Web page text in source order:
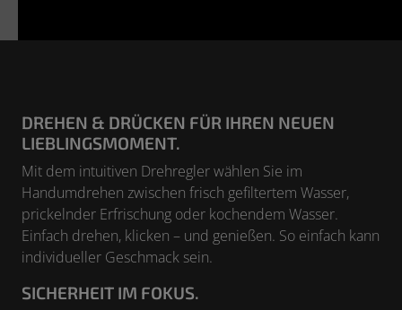
DREHEN & DRÜCKEN FÜR IHREN NEUEN
LIEBLINGSMOMENT.
Mit dem intuitiven Drehregler wählen Sie im
Handumdrehen zwischen frisch gefiltertem Wasser,
prickelnder Erfrischung oder kochendem Wasser.
Einfach drehen, klicken – und genießen. So einfach kann
individueller Geschmack sein.
SICHERHEIT IM FOKUS.